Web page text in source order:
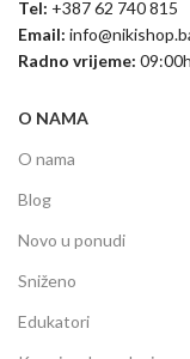
Tel: +387 62 740 815
Email:
Radno vrijeme:
O NAMA
O nama
Blog
Novo u ponudi
Sniženo
Edukatori